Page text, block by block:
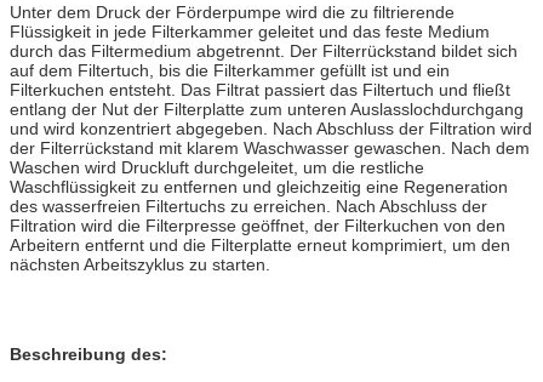
Unter dem Druck der Förderpumpe wird die zu filtrierende
Flüssigkeit in jede Filterkammer geleitet und das feste Medium
durch das Filtermedium abgetrennt. Der Filterrückstand bildet sich
auf dem Filtertuch, bis die Filterkammer gefüllt ist und ein
Filterkuchen entsteht. Das Filtrat passiert das Filtertuch und fließt
entlang der Nut der Filterplatte zum unteren Auslasslochdurchgang
und wird konzentriert abgegeben. Nach Abschluss der Filtration wird
der Filterrückstand mit klarem Waschwasser gewaschen. Nach dem
Waschen wird Druckluft durchgeleitet, um die restliche
Waschflüssigkeit zu entfernen und gleichzeitig eine Regeneration
des wasserfreien Filtertuchs zu erreichen. Nach Abschluss der
Filtration wird die Filterpresse geöffnet, der Filterkuchen von den
Arbeitern entfernt und die Filterplatte erneut komprimiert, um den
nächsten Arbeitszyklus zu starten.
Beschreibung des: